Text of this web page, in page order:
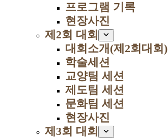
프로그램 기록
현장사진
제2회 대회
대회소개(제2회대회)
학술세션
교양팀 세션
제도팀 세션
문화팀 세션
현장사진
제3회 대회